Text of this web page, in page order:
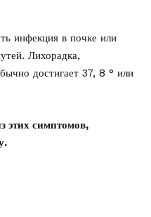
инфекция в почке или
Лихорадка,
достигает 37, 8 ° или
этих симптомов,